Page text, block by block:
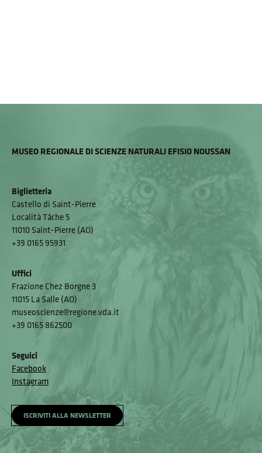
MUSEO REGIONALE DI SCIENZE NATURALI EFISIO NOUSSAN
Biglietteria
Castello di Saint-Pierre
Località Tâche 5
11010 Saint-Pierre (AO)
+39 0165 95931
Uffici
Frazione Chez Borgne 3
11015 La Salle (AO)
museoscienze@regione.vda.it
+39 0165 862500
Seguici
Facebook
Instagram
ISCRIVITI ALLA NEWSLETTER